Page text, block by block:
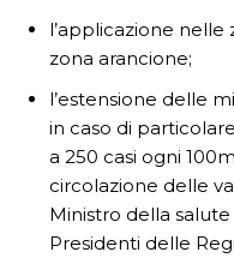
l’applicazione
zona arancione;
l’estensione delle
in caso di
a 250 casi ogni
circolazione delle
Ministro della
Presidenti delle